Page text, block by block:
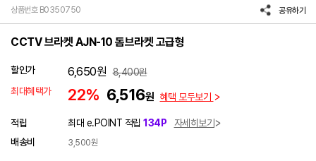
상품번호 B0350750 공유하기
CCTV 브라켓 AJN-10 돔브라켓 고급형
할인가 6,650원 8,400원
최대혜택가
22% 6,516원 혜택 모두보기
적립 최대 e.POINT 적립 134P
자세히보기
배송비
3,500원